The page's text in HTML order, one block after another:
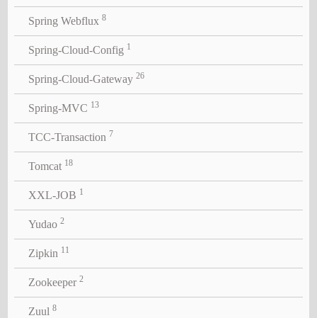
Spring Webflux 8
Spring-Cloud-Config 1
Spring-Cloud-Gateway 26
Spring-MVC 13
TCC-Transaction 7
Tomcat 18
XXL-JOB 1
Yudao 2
Zipkin 11
Zookeeper 2
Zuul 8